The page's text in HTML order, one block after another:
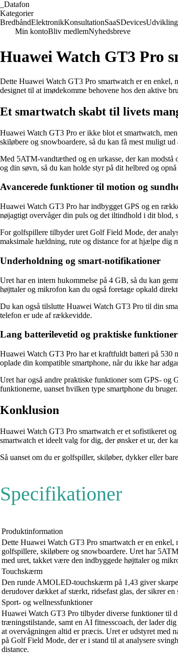
Datafon
Kategorier
BredbåndElektronikKonsultationSaaSDevicesUdvikling
Min kontoBliv medlemNyhedsbreve
Huawei Watch GT3 Pro
Dette Huawei Watch GT3 Pro smartwatch er en enkel,
designet til at imødekomme behovene hos den aktive
Et smartwatch skabt til livets
Huawei Watch GT3 Pro er ikke blot et smartwatch,
skiløbere og snowboardere, så du kan få mest muligt
Med 5ATM-vandtæthed og en urkasse, der kan
og din søvn, så du kan holde styr på dit helbred og
Avancerede funktioner til motion og
Huawei Watch GT3 Pro har indbygget GPS og en
nøjagtigt overvåger din puls og det iltindhold i dit blod,
For golfspillere tilbyder uret Golf Field Mode, der
maksimale hældning, rute og distance for at hjælpe dig
Underholdning og smart-notifikationer
Uret har en intern hukommelse på 4 GB, så du kan
højttaler og mikrofon kan du også foretage opkald
Du kan også tilslutte Huawei Watch GT3 Pro til din
telefon er ude af rækkevidde.
Lang batterilevetid og praktiske funktioner
Huawei Watch GT3 Pro har et kraftfuldt batteri på 530
oplade din kompatible smartphone, når du ikke har
Uret har også andre praktiske funktioner som GPS-
funktionerne, uanset hvilken type smartphone du bruger.
Konklusion
Huawei Watch GT3 Pro smartwatch er et sofistikeret
smartwatch et ideelt valg for dig, der ønsker et ur, der
Så uanset om du er golfspiller, skiløber, dykker eller
Specifikationer
Produktinformation
Dette Huawei Watch GT3 Pro smartwatch er en
golfspillere, skiløbere og snowboardere. Uret har
med uret, takket være den indbyggede højttaler og
Touchskærm
Den runde AMOLED-touchskærm på 1,43 giver
derudover dækket af stærkt, ridsefast glas, der sikrer en
Sport- og wellnessfunktioner
Huawei Watch GT3 Pro tilbyder diverse funktioner til
træningstilstande, samt en AI fitnesscoach, der lader
at overvågningen altid er præcis. Uret er udstyret med
på Golf Field Mode, der er i stand til at analysere
distance.